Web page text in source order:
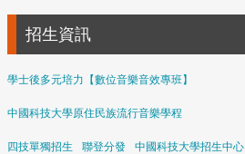
招生資訊
學士後多元培力【數位音樂音效專班】
中國科技大學原住民族流行音樂學程
四技單獨招生 聯登分發 中國科技大學招生中心